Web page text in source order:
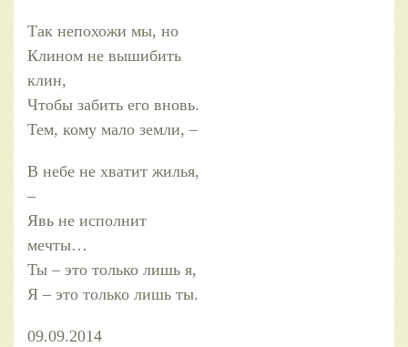
Так непохожи мы, но
Клином не вышибить
клин,
Чтобы забить его вновь.
Тем, кому мало земли, –
В небе не хватит жилья,
–
Явь не исполнит
мечты…
Ты – это только лишь я,
Я – это только лишь ты.
09.09.2014